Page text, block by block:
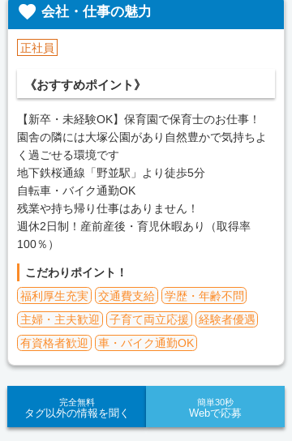
 会社・仕事の魅力
正社員
《おすすめポイント》
【新卒・未経験OK】保育園で保育士のお仕事！
園舎の隣には大塚公園があり自然豊かで気持ちよ
く過ごせる環境です
地下鉄桜通線「野並駅」より徒歩5分
自転車・バイク通勤OK
残業や持ち帰り仕事はありません！
週休2日制！産前産後・育児休暇あり（取得率
100％）
こだわりポイント！
福利厚生充実
交通費支給
学歴・年齢不問
主婦・主夫歓迎
子育て両立応援
経験者優遇
有資格者歓迎
車・バイク通勤OK
完全無料
タグ以外の情報を聞く
簡単30秒
Webで応募